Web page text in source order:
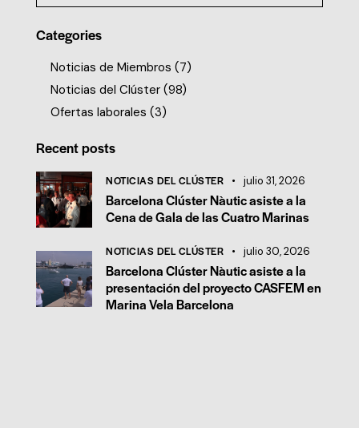
Categories
Noticias de Miembros (7)
Noticias del Clúster (98)
Ofertas laborales (3)
Recent posts
NOTICIAS DEL CLÚSTER julio 31, 2026
Barcelona Clúster Nàutic asiste a la
Cena de Gala de las Cuatro Marinas
NOTICIAS DEL CLÚSTER julio 30, 2026
Barcelona Clúster Nàutic asiste a la
presentación del proyecto CASFEM en
Marina Vela Barcelona